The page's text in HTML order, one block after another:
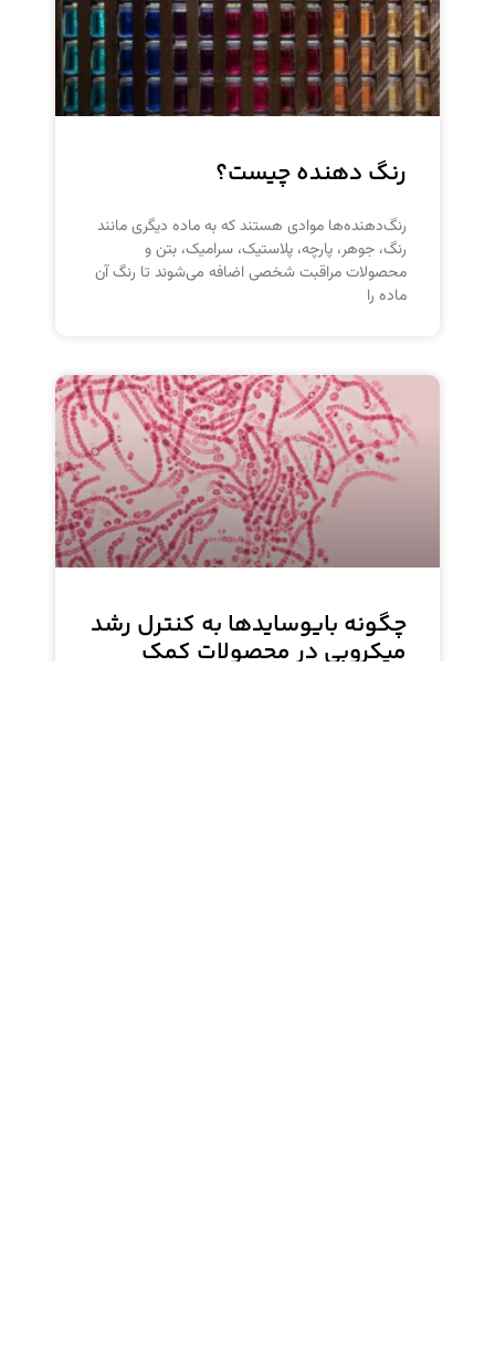
رنگ دهنده چیست؟
رنگ‌دهنده‌ها موادی هستند که به ماده دیگری مانند
رنگ‌، جوهر، پارچه، پلاستیک، سرامیک، بتن و
محصولات مراقبت شخصی اضافه می‌شوند تا رنگ آن
ماده را
چگونه بایوسایدها به کنترل رشد
میکروبی در محصولات کمک